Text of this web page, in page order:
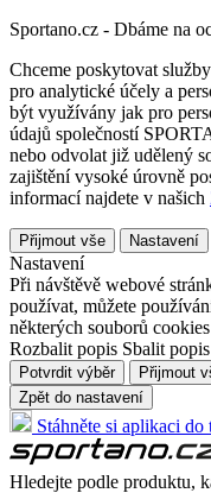
Sportano.cz - Dbáme na
Chceme poskytovat
pro analytické účely a
být využívány jak pro
údajů společností
nebo odvolat již udělený
zajištění vysoké úrovně
informací najdete v našich
Přijmout vše Nastavení
Nastavení
Při návštěvě webové
používat, můžete
některých souborů
Rozbalit popis Sbalit popis
Potvrdit výběr
Přijmout
Zpět do nastavení
Stáhněte si aplikaci
Hledejte podle produktu,